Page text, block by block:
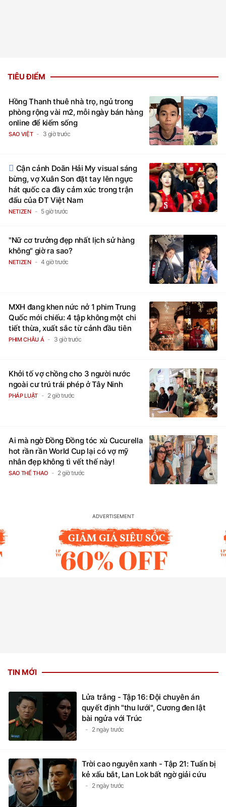
TIÊU ĐIỂM
Hồng Thanh thuê nhà trọ, ngủ trong
phòng rộng vài m2, mỗi ngày bán hàng
online để kiếm sống
SAO VIỆT 3 giờ trước
Cận cảnh Doãn Hải My visual sáng
bừng, vợ Xuân Son đặt tay lên ngực
hát quốc ca đầy cảm xúc trong trận
đấu của ĐT Việt Nam
NETIZEN 5 giờ trước
"Nữ cơ trưởng đẹp nhất lịch sử hàng
không" giờ ra sao?
NETIZEN 4 giờ trước
MXH đang khen nức nở 1 phim Trung
Quốc mới chiếu: 4 tập không một chi
tiết thừa, xuất sắc từ cảnh đầu tiên
PHIM CHÂU Á 3 giờ trước
Khởi tố vợ chồng cho 3 người nước
ngoài cư trú trái phép ở Tây Ninh
PHÁP LUẬT 2 giờ trước
Ai mà ngờ Đồng Đồng tóc xù Cucurella
hot rần rần World Cup lại có vợ mỹ
nhân đẹp không tì vết thế này!
SAO THỂ THAO 2 giờ trước
TIN MỚI
Lửa trắng - Tập 16: Đội chuyên án
quyết định "thu lưới", Cương đen lật
bài ngửa với Trúc
2 ngày trước
Trời cao nguyên xanh - Tập 21: Tuấn bị
kẻ xấu bắt, Lan Lok bất ngờ giải cứu
2 ngày trước